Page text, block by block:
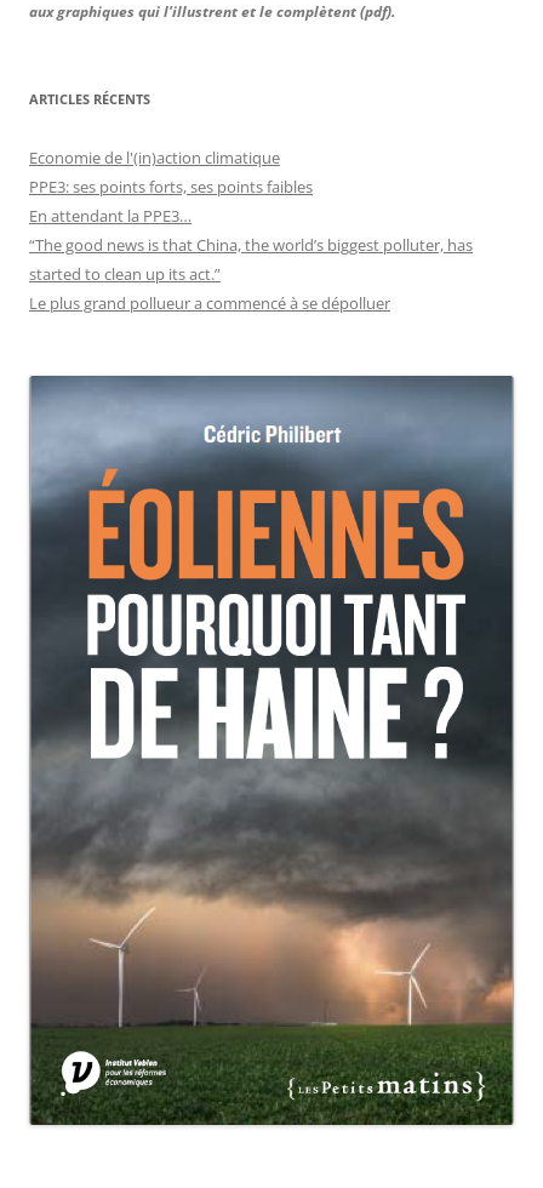
aux graphiques qui l'illustrent et le complètent (pdf).
ARTICLES RÉCENTS
Economie de l'(in)action climatique
PPE3: ses points forts, ses points faibles
En attendant la PPE3…
“The good news is that China, the world’s biggest polluter, has
started to clean up its act.”
Le plus grand pollueur a commencé à se dépolluer